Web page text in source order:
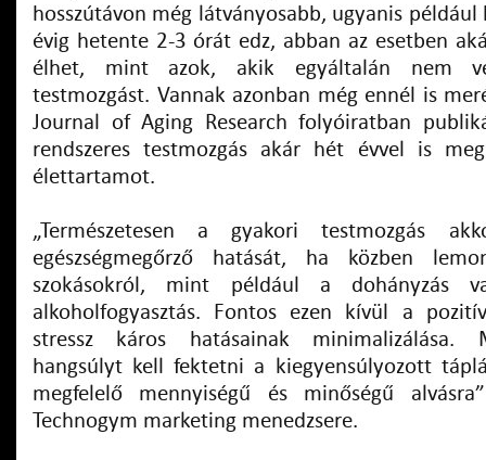
hosszútávon még látványosabb, ugyanis
évig hetente 2-3 órát edz, abban az esetben
élhet, mint azok, akik egyáltalán nem
testmozgást. Vannak azonban még ennél is
Journal of Aging Research folyóiratban
rendszeres testmozgás akár hét évvel is
élettartamot.
„Természetesen a gyakori testmozgás
egészségmegőrző hatását, ha közben
szokásokról, mint például a dohányzás
alkoholfogyasztás. Fontos ezen kívül a
stressz káros hatásainak minimalizálása.
hangsúlyt kell fektetni a kiegyensúlyozott
megfelelő mennyiségű és minőségű
Technogym marketing menedzsere.